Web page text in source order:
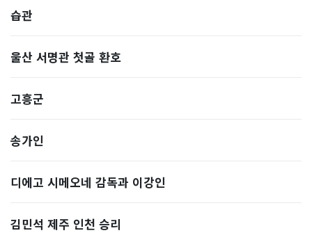
습관
울산 서명관 첫골 환호
고흥군
송가인
디에고 시메오네 감독과 이강인
김민석 제주 인천 승리